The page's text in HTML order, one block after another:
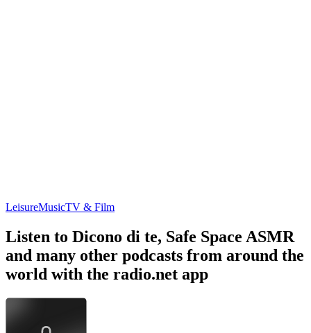
LeisureMusicTV & Film
Listen to Dicono di te, Safe Space ASMR
and many other podcasts from around the
world with the radio.net app